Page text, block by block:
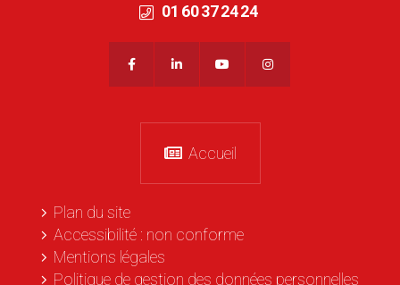
01 60 37 24 24
Accueil
Plan du site
Accessibilité : non conforme
Mentions légales
Politique de gestion des données personnelles